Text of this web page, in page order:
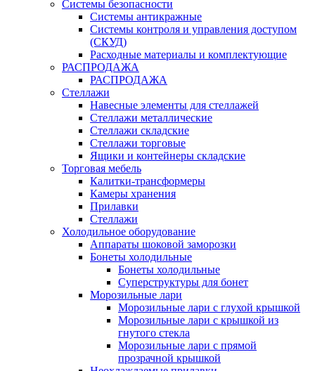
Системы безопасности
Системы антикражные
Системы контроля и управления доступом
(СКУД)
Расходные материалы и комплектующие
РАСПРОДАЖА
РАСПРОДАЖА
Стеллажи
Навесные элементы для стеллажей
Стеллажи металлические
Стеллажи складские
Стеллажи торговые
Ящики и контейнеры складские
Торговая мебель
Калитки-трансформеры
Камеры хранения
Прилавки
Стеллажи
Холодильное оборудование
Аппараты шоковой заморозки
Бонеты холодильные
Бонеты холодильные
Суперструктуры для бонет
Морозильные лари
Морозильные лари с глухой крышкой
Морозильные лари с крышкой из
гнутого стекла
Морозильные лари с прямой
прозрачной крышкой